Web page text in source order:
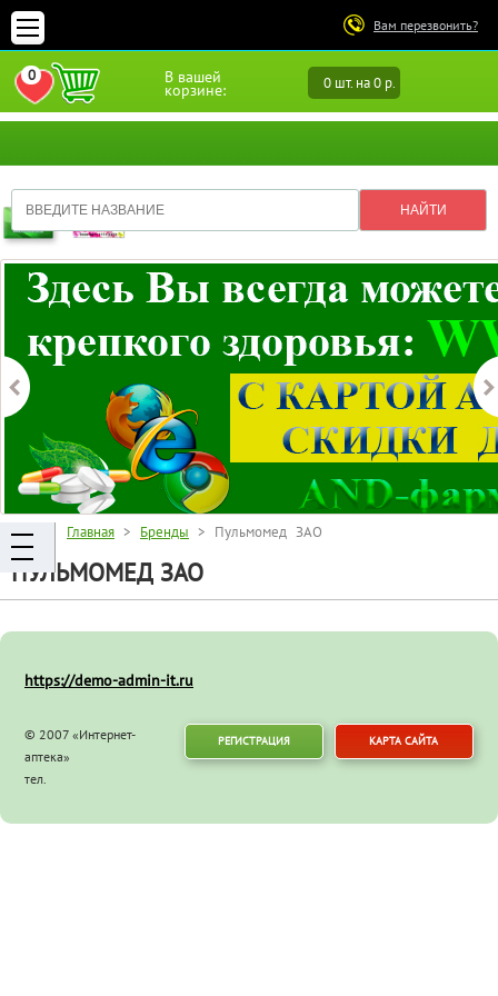
Вам перезвонить?
В вашей
корзине: 0 шт. на 0 р.
0
ПЕРЕЙТИ В ИЗБРАННОЕ
Главная > Бренды > Пульмомед ЗАО
ПУЛЬМОМЕД ЗАО
https://demo-admin-it.ru
© 2007 «Интернет-
аптека»
тел.
РЕГИСТРАЦИЯ КАРТА САЙТА